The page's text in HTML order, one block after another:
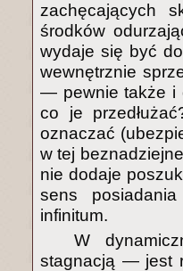
zachęcających
środków
wydaje się być
wewnętrznie
— pewnie także i
co je
oznaczać
w tej
nie dodaje
sens
infinitum.
W
stagnacją — jest